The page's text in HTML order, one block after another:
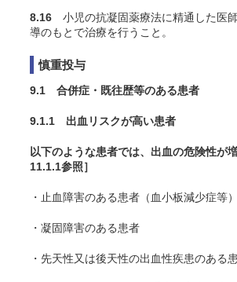
8.16 小児の抗凝固薬療法に精通した医
導のもとで治療を行うこと。
慎重投与
9.1 合併症・既往歴等のある患者
9.1.1 出血リスクが高い患者
以下のような患者では、出血の危険性が
11.1.1参照］
・止血障害のある患者（血小板減少症等）
・凝固障害のある患者
・先天性又は後天性の出血性疾患のある